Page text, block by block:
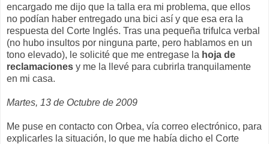
encargado me dijo que la talla era mi problema, que ellos
no podían haber entregado una bici así y que esa era la
respuesta del Corte Inglés. Tras una pequeña trifulca verbal
(no hubo insultos por ninguna parte, pero hablamos en un
tono elevado), le solicité que me entregase la hoja de
reclamaciones y me la llevé para cubrirla tranquilamente
en mi casa.
Martes, 13 de Octubre de 2009
Me puse en contacto con Orbea, vía correo electrónico, para
explicarles la situación, lo que me había dicho el Corte